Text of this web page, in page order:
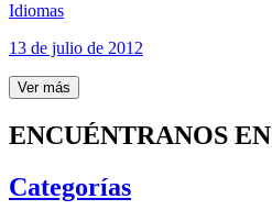
Idiomas
13 de julio de 2012
Ver más
ENCUÉNTRANOS EN
Categorías